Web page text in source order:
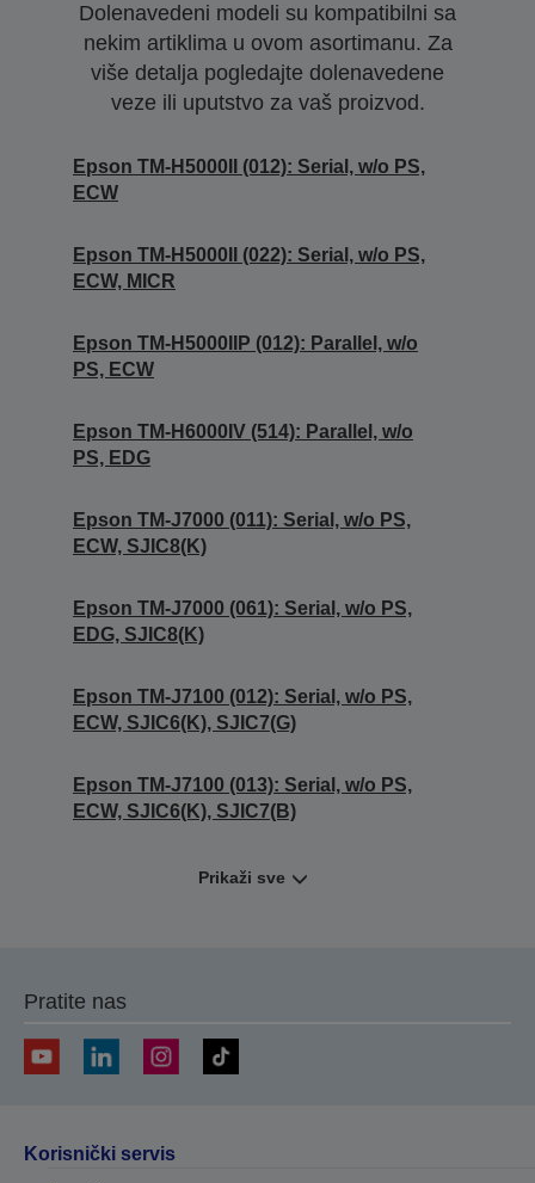
Dolenavedeni modeli su kompatibilni sa
nekim artiklima u ovom asortimanu. Za
više detalja pogledajte dolenavedene
veze ili uputstvo za vaš proizvod.
Epson TM-H5000II (012): Serial, w/o PS,
ECW
Epson TM-H5000II (022): Serial, w/o PS,
ECW, MICR
Epson TM-H5000IIP (012): Parallel, w/o
PS, ECW
Epson TM-H6000IV (514): Parallel, w/o
PS, EDG
Epson TM-J7000 (011): Serial, w/o PS,
ECW, SJIC8(K)
Epson TM-J7000 (061): Serial, w/o PS,
EDG, SJIC8(K)
Epson TM-J7100 (012): Serial, w/o PS,
ECW, SJIC6(K), SJIC7(G)
Epson TM-J7100 (013): Serial, w/o PS,
ECW, SJIC6(K), SJIC7(B)
Prikaži sve
Pratite nas
Korisnički servis